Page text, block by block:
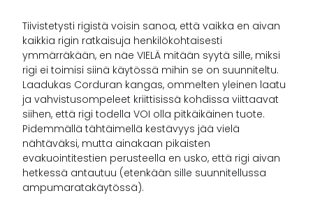
Tiivistetysti rigistä voisin sanoa, että vaikka en aivan
kaikkia rigin ratkaisuja henkilökohtaisesti
ymmärräkään, en näe VIELÄ mitään syytä sille, miksi
rigi ei toimisi siinä käytössä mihin se on suunniteltu.
Laadukas Corduran kangas, ommelten yleinen laatu
ja vahvistusompeleet kriittisissä kohdissa viittaavat
siihen, että rigi todella VOI olla pitkäikäinen tuote.
Pidemmällä tähtäimellä kestävyys jää vielä
nähtäväksi, mutta ainakaan pikaisten
evakuointitestien perusteella en usko, että rigi aivan
hetkessä antautuu (etenkään sille suunnitellussa
ampumaratakäytössä).